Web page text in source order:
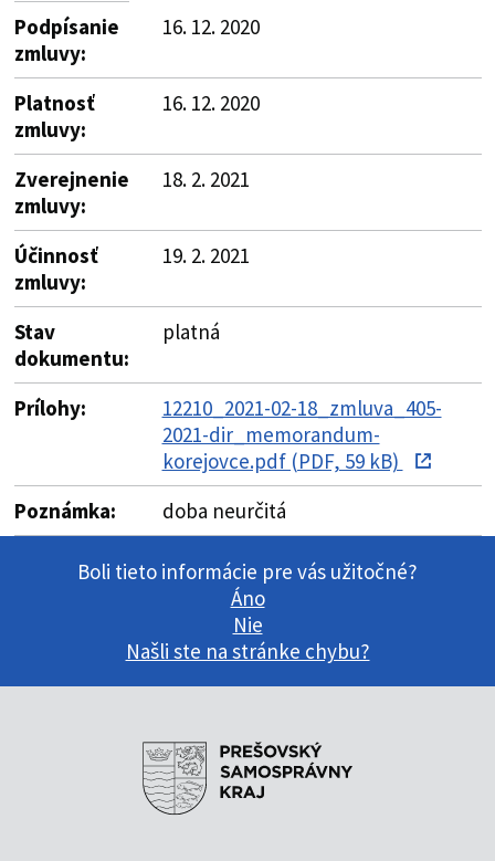
Podpísanie
zmluvy:
16. 12. 2020
Platnosť
zmluvy:
16. 12. 2020
Zverejnenie
zmluvy:
18. 2. 2021
Účinnosť
zmluvy:
19. 2. 2021
Stav
dokumentu:
platná
Prílohy:
12210_2021-02-18_zmluva_405-
2021-dir_memorandum-
korejovce.pdf (PDF, 59 kB)
Poznámka:
doba neurčitá
Boli tieto informácie pre vás užitočné?
Áno
Nie
Našli ste na stránke chybu?